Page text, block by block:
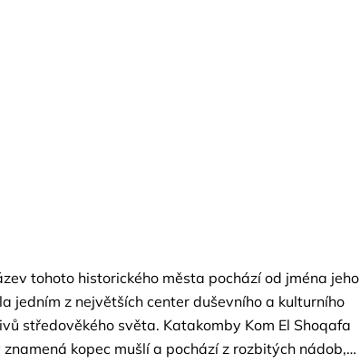
tohoto historického města pochází od jména jeho
jedním z největších center duševního a kulturního
středověkého světa. Katakomby Kom El Shoqafa
kopec mušlí a pochází z rozbitých nádob,